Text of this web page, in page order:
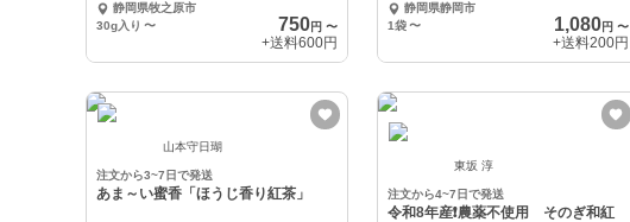
静岡県牧之原市
30g入り 〜 750円 〜
+送料600円
静岡県静岡市
1袋 〜 1,080円 〜
+送料200円
山本守日瑚
注文から3~7日で発送
あま～い蜜香「ほうじ香り紅茶」
東坂 淳
注文から4~7日で発送
令和8年産❗️農薬不使用 そのぎ和紅